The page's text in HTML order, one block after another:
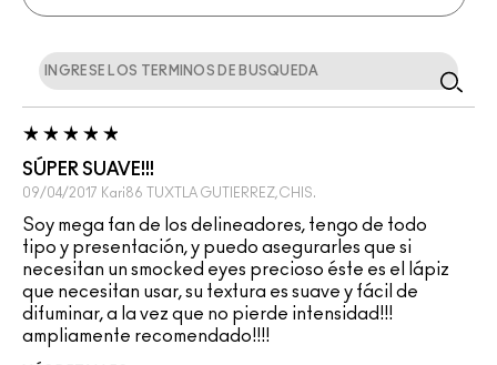
SÚPER SUAVE!!!
09/04/2017 Kari86 TUXTLA GUTIERREZ,CHIS.
Soy mega fan de los delineadores, tengo de todo
tipo y presentación, y puedo asegurarles que si
necesitan un smocked eyes precioso éste es el lápiz
que necesitan usar, su textura es suave y fácil de
difuminar, a la vez que no pierde intensidad!!!
ampliamente recomendado!!!!